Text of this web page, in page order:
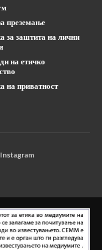
преземање
за заштита на лични
на етичко
на приватност
Instagram